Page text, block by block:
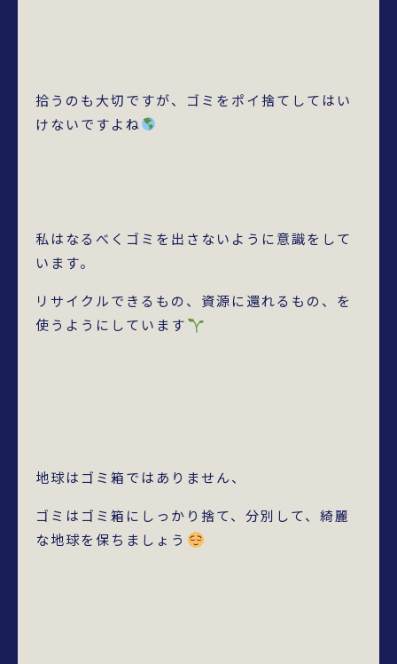
拾うのも大切ですが、ゴミをポイ捨てしてはい
けないですよね
私はなるべくゴミを出さないように意識をして
います。
リサイクルできるもの、資源に還れるもの、を
使うようにしています
地球はゴミ箱ではありません、
ゴミはゴミ箱にしっかり捨て、分別して、綺麗
な地球を保ちましょう